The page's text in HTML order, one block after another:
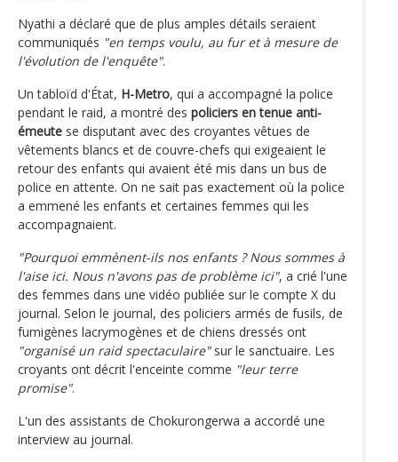
Nyathi a déclaré que de plus amples détails seraient
communiqués "en temps voulu, au fur et à mesure de
l'évolution de l'enquête".
Un tabloïd d'État, H-Metro, qui a accompagné la police
pendant le raid, a montré des policiers en tenue anti-
émeute se disputant avec des croyantes vêtues de
vêtements blancs et de couvre-chefs qui exigeaient le
retour des enfants qui avaient été mis dans un bus de
police en attente. On ne sait pas exactement où la police
a emmené les enfants et certaines femmes qui les
accompagnaient.
"Pourquoi emmènent-ils nos enfants ? Nous sommes à
l'aise ici. Nous n'avons pas de problème ici", a crié l'une
des femmes dans une vidéo publiée sur le compte X du
journal. Selon le journal, des policiers armés de fusils, de
fumigènes lacrymogènes et de chiens dressés ont
"organisé un raid spectaculaire"sur le sanctuaire. Les
croyants ont décrit l'enceinte comme "leur terre
promise".
L'un des assistants de Chokurongerwa a accordé une
interview au journal.